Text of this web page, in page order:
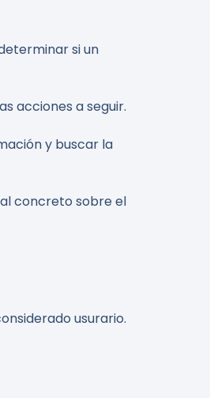
si un
acciones a seguir.
y buscar la
concreto sobre el
usurario.